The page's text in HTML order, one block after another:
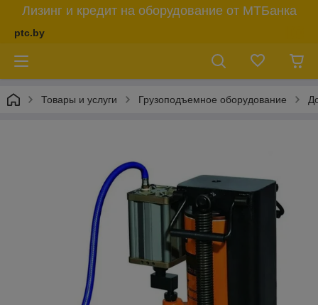
Лизинг и кредит на оборудование от МТБанка
ptc.by
Товары и услуги Грузоподъемное оборудование